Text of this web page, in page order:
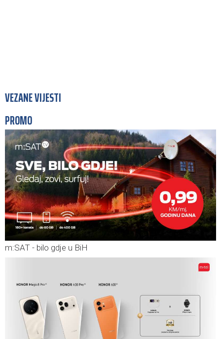
VEZANE VIJESTI
PROMO
m:SAT - bilo gdje u BiH